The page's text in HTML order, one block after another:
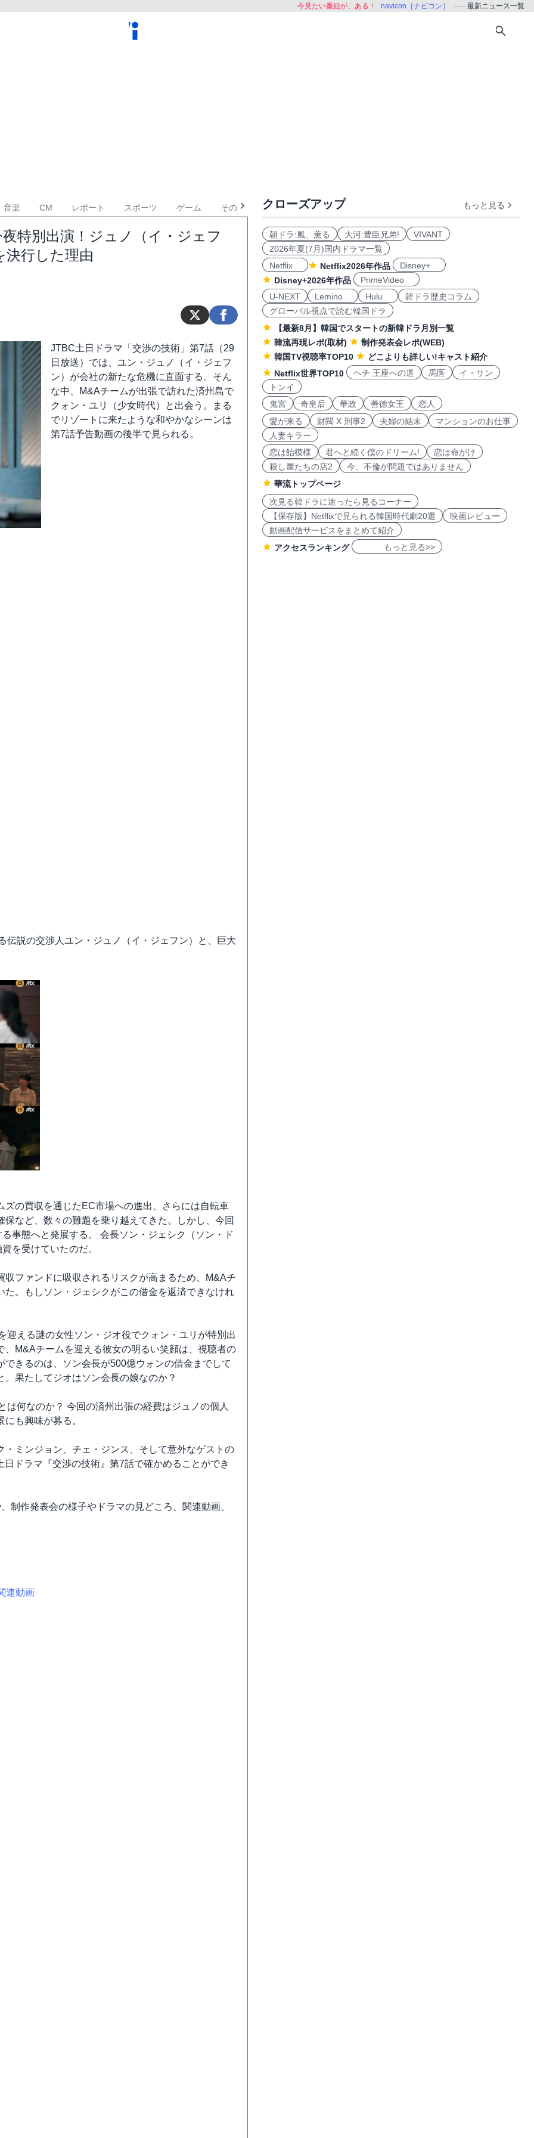
今見たい番組が、ある！ navicon［ナビコン］ 最新ニュース一覧
音楽 CM レポート スポーツ ゲーム その他
特別出演！ジュノ（イ・ジェフ
決行した理由
JTBC土日ドラマ「交渉の技術」第7話（29
日放送）では、ユン・ジュノ（イ・ジェフ
ン）が会社の新たな危機に直面する。そん
な中、M&Aチームが出張で訪れた済州島で
クォン・ユリ（少女時代）と出会う。まる
でリゾートに来たような和やかなシーンは
第7話予告動画の後半で見られる。
伝説の交渉人ユン・ジュノ（イ・ジェフン）と、巨大
の買収を通じたEC市場への進出、さらには自転車
など、数々の難題を乗り越えてきた。しかし、今回
事態へと発展する。 会長ソン・ジェシク（ソン・ド
を受けていたのだ。
ファンドに吸収されるリスクが高まるため、M&Aチ
。もしソン・ジェシクがこの借金を返済できなけれ
える謎の女性ソン・ジオ役でクォン・ユリが特別出
M&Aチームを迎える彼女の明るい笑顔は、視聴者の
きるのは、ソン会長が500億ウォンの借金までして
果たしてジオはソン会長の娘なのか？
何なのか？ 今回の済州出張の経費はジュノの個人
も興味が募る。
ミンジョン、チェ・ジンス、そして意外なゲストの
ドラマ『交渉の技術』第7話で確かめることができ
制作発表会の様子やドラマの見どころ、関連動画、
連動画
クローズアップ もっと見る
朝ドラ:風、薫る 大河:豊臣兄弟!
VIVANT
2026年夏(7月)国内ドラマ一覧
Netflix
Netflix2026年作品
Disney+
Disney+2026年作品
PrimeVideo
U-NEXT
Lemino Hulu
韓ドラ歴史コラム
グローバル視点で読む韓国ドラ
【最新8月】韓国でスタートの新韓ドラ月別一覧
韓流再現レポ(取材)
制作発表会レポ(WEB)
韓国TV視聴率TOP10
どこよりも詳しい!キャスト紹介
Netflix世界TOP10
ヘチ 王座への道 馬医
イ・サン
トンイ
鬼宮
奇皇后 華政 善徳女王
恋人
愛が来る
財閥 X 刑事2 夫婦の結末
マンションのお仕事
人妻キラー
恋は飴模様
君へと続く僕のドリーム!
恋は命がけ
殺し屋たちの店2
今、不倫が問題ではありません
華流トップページ
次見る韓ドラに迷ったら見るコーナー
【保存版】Netflixで見られる韓国時代劇20選
映画レビュー
動画配信サービスをまとめて紹介
アクセスランキング
もっと見る>>